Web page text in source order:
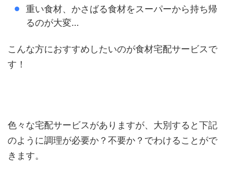
重い食材、かさばる食材をスーパーから持ち帰
るのが大変…
こんな方におすすめしたいのが食材宅配サービスで
す！
色々な宅配サービスがありますが、大別すると下記
のように調理が必要か？不要か？でわけることがで
きます。